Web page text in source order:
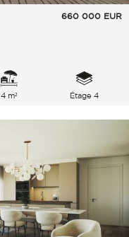
660 000 EUR
4 m² Étage 4